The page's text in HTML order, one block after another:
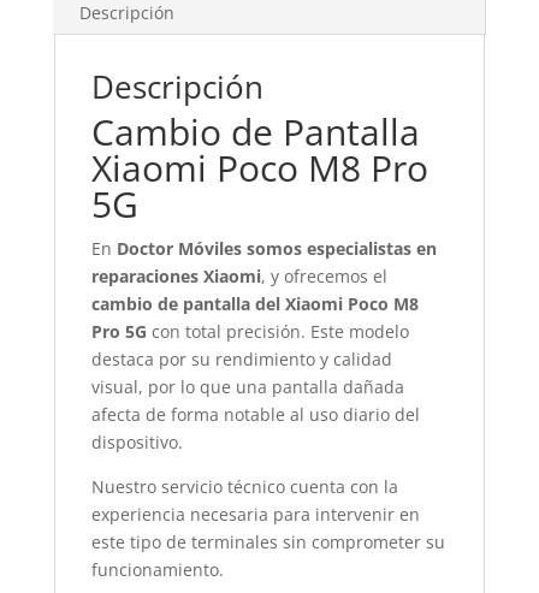
Descripción
Descripción
Cambio de Pantalla
Xiaomi Poco M8 Pro
5G
En Doctor Móviles somos especialistas en
reparaciones Xiaomi, y ofrecemos el
cambio de pantalla del Xiaomi Poco M8
Pro 5G con total precisión. Este modelo
destaca por su rendimiento y calidad
visual, por lo que una pantalla dañada
afecta de forma notable al uso diario del
dispositivo.
Nuestro servicio técnico cuenta con la
experiencia necesaria para intervenir en
este tipo de terminales sin comprometer su
funcionamiento.